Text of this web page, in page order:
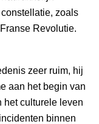
zoals
Revolutie.
zeer ruim, hij
aan het begin van
het culturele leven
binnen